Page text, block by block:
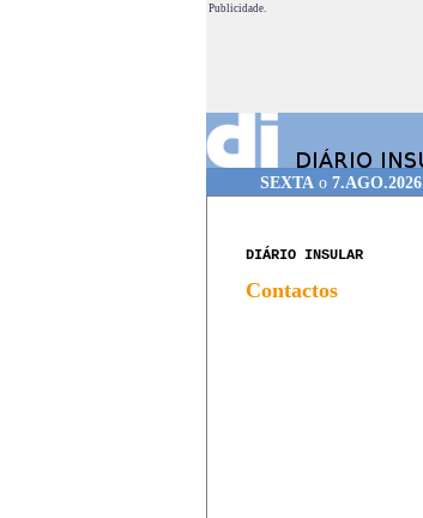
Publicidade.
SEXTAo 7.AGO.2026
DIÁRIO INSULAR
Contactos